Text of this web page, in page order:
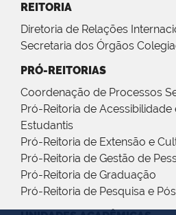
REITORIA
Diretoria de Relações
Secretaria dos Órgãos
PRÓ-REITORIAS
Coordenação de Processos
Pró-Reitoria de Acessibilidade
Estudantis
Pró-Reitoria de Extensão e
Pró-Reitoria de Gestão de
Pró-Reitoria de Graduação
Pró-Reitoria de Pesquisa e